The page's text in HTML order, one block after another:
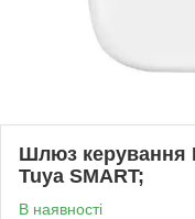
Шлюз керування
Tuya SMART;
В наявності